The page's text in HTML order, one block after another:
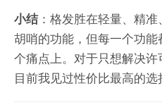
小结：格发胜在轻量、精
胡哨的功能，但每一个功能
个痛点上。对于只想解决
目前我见过性价比最高的选